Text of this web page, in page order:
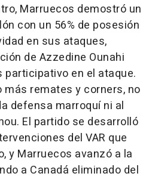
Marruecos demostró un
con un 56% de posesión
en sus ataques,
de Azzedine Ounahi
participativo en el ataque.
más remates y corners, no
defensa marroquí ni al
El partido se desarrolló
del VAR que
y Marruecos avanzó a la
a Canadá eliminado del